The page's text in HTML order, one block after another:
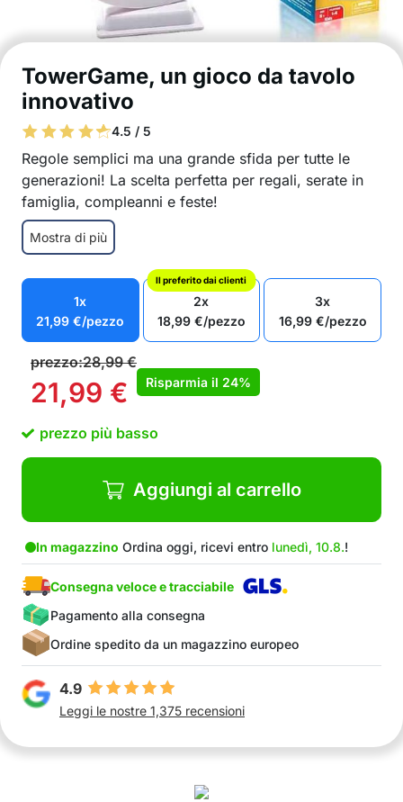
TowerGame, un gioco da tavolo
innovativo
4.5 / 5
Regole semplici ma una grande sfida per tutte le
generazioni! La scelta perfetta per regali, serate in
famiglia, compleanni e feste!
Un gioco da tavolo innovativo per bambini,
famiglie e amici
La sfida perfetta per tutta la famiglia!
Le regole semplici lo rendono veloce e facile da
giocare
Adatto a 2 o più giocatori
Scopri nuove strategie ogni volta che giochi
Nel pacchetto: 1x set TowerGame, (48) pezzi
Mostra di più
1x
21,99€/pezzo
Il preferito dai clienti
2x
18,99 €/pezzo
3x
16,99 €/pezzo
prezzo:28,99€
21,99 € Risparmia il 24%
prezzo più basso
Aggiungi al carrello
In magazzino Ordina oggi, ricevi entro lunedì, 10.8.!
Consegna veloce e tracciabile
Pagamento alla consegna
Ordine spedito da un magazzino europeo
4.9
Leggi le nostre 1,375 recensioni